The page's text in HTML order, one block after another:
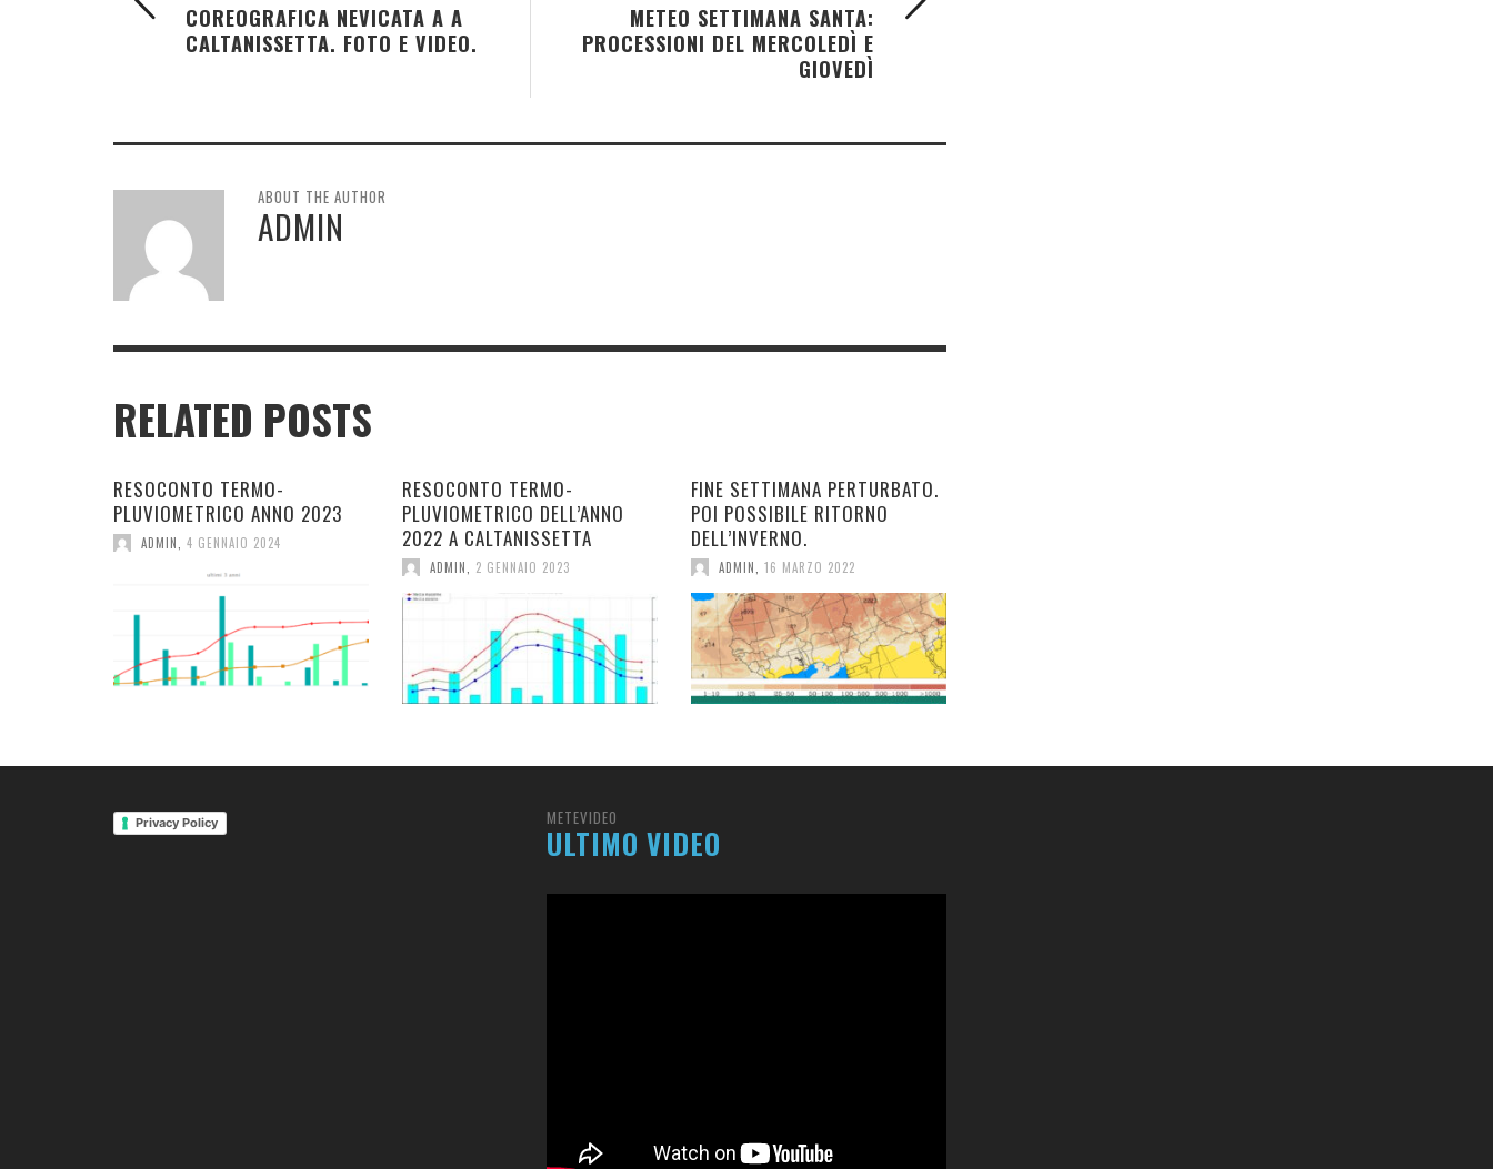
METEO SETTIMANA SANTA:
PROCESSIONI DEL MERCOLEDÌ E
GIOVEDÌ
COREOGRAFICA NEVICATA A A
CALTANISSETTA. FOTO E VIDEO.
ABOUT THE AUTHOR
ADMIN
RELATED POSTS
RESOCONTO TERMO-
PLUVIOMETRICO ANNO 2023
ADMIN 4 GENNAIO 2024
RESOCONTO TERMO-
PLUVIOMETRICO DELL’ANNO
2022 A CALTANISSETTA
ADMIN 2 GENNAIO 2023
FINE SETTIMANA PERTURBATO.
POI POSSIBILE RITORNO
DELL’INVERNO.
ADMIN 16 MARZO 2022
Privacy Policy METEVIDEO
ULTIMO VIDEO